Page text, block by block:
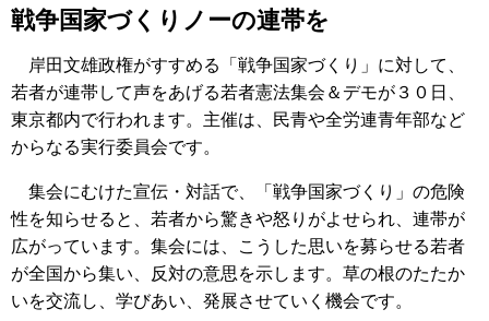
戦争国家づくりノーの連帯を
岸田文雄政権がすすめる「戦争国家づくり」に対して、
若者が連帯して声をあげる若者憲法集会＆デモが３０日、
東京都内で行われます。主催は、民青や全労連青年部など
からなる実行委員会です。
集会にむけた宣伝・対話で、「戦争国家づくり」の危険
性を知らせると、若者から驚きや怒りがよせられ、連帯が
広がっています。集会には、こうした思いを募らせる若者
が全国から集い、反対の意思を示します。草の根のたたか
いを交流し、学びあい、発展させていく機会です。